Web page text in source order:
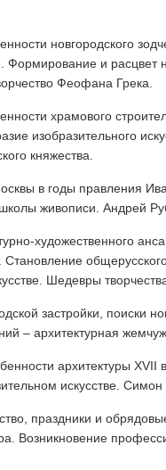
новгородского
Формирование и расцвет
Феофана Грека.
храмового
изобразительного
княжества.
в годы правления
живописи. Андрей
художественного
Шедевры
застройки, поиски
– архитектурная
архитектуры XVII
искусстве. Симон
праздники и
Возникновение